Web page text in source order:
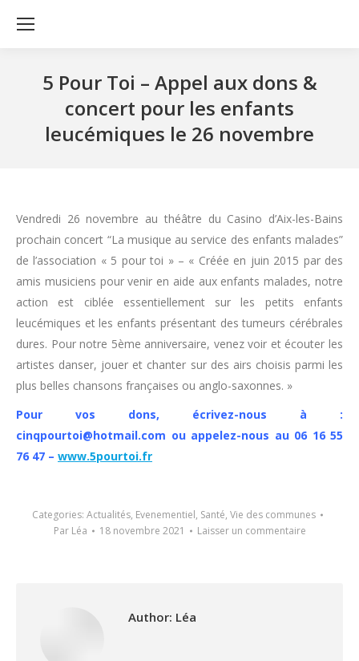
5 Pour Toi – Appel aux dons &
concert pour les enfants
leucémiques le 26 novembre
Vendredi 26 novembre au théâtre du Casino d’Aix-les-Bains
prochain concert “La musique au service des enfants malades”
de l’association « 5 pour toi » – « Créée en juin 2015 par des
amis musiciens pour venir en aide aux enfants malades, notre
action est ciblée essentiellement sur les petits enfants
leucémiques et les enfants présentant des tumeurs cérébrales
dures. Pour notre 5ème anniversaire, venez voir et écouter les
artistes danser, jouer et chanter sur des airs choisis parmi les
plus belles chansons françaises ou anglo-saxonnes. »
Pour vos dons, écrivez-nous à :
cinqpourtoi@hotmail.com ou appelez-nous au 06 16 55
76 47 – www.5pourtoi.fr
Categories: Actualités, Evenementiel, Santé, Vie des communes
Par Léa 18 novembre 2021 Laisser un commentaire
Author: Léa